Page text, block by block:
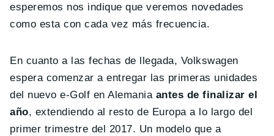
esperemos nos indique que veremos novedades
como esta con cada vez más frecuencia.
En cuanto a las fechas de llegada, Volkswagen
espera comenzar a entregar las primeras unidades
del nuevo e-Golf en Alemania antes de finalizar el
año, extendiendo al resto de Europa a lo largo del
primer trimestre del 2017. Un modelo que a